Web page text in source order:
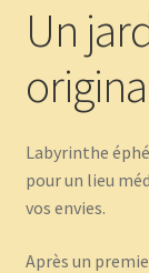
Un
Labyrinthe
pour un lieu
vos envies.
Après un